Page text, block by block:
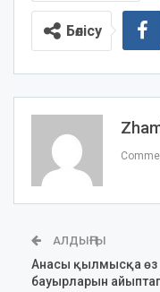
Бөлісу
АЛДЫҢҒЫ
Анасы қылмысқа өз
бауырларын